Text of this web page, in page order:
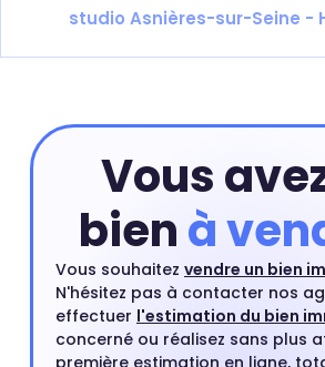
studio Asnières-sur-Seine -
Vous
bienà
Vous souhaitez vendre un bien
N'hésitez pas à contacter nos
effectuer l'estimation du bien
concerné ou réalisez sans plus
première estimation en ligne,